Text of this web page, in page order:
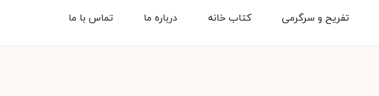
تماس با ما درباره ما کتاب خانه تفریح و سرگرمی